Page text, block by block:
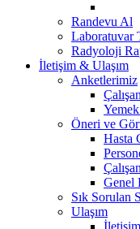
Randevu Al
Laboratuvar
Radyoloji
İletişim & Ulaşım
Anketlerimiz
Öneri ve
Hasta
Genel
Sık Sorulan
Ulaşım
İletişim